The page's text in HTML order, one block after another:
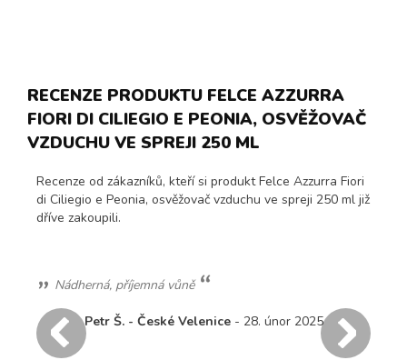
RECENZE PRODUKTU FELCE AZZURRA
FIORI DI CILIEGIO E PEONIA, OSVĚŽOVAČ
VZDUCHU VE SPREJI 250 ML
Recenze od zákazníků, kteří si produkt Felce Azzurra Fiori
di Ciliegio e Peonia, osvěžovač vzduchu ve spreji 250 ml již
dříve zakoupili.
Nádherná, příjemná vůně
Petr Š. - České Velenice- 28. únor 2025